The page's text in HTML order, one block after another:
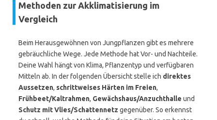
Methoden zur Akklimatisierung im
Vergleich
Beim Herausgewöhnen von Jungpflanzen gibt es mehrere
gebräuchliche Wege. Jede Methode hat Vor- und Nachteile.
Deine Wahl hängt von Klima, Pflanzentyp und verfügbaren
Mitteln ab. In der folgenden Übersicht stelle ich direktes
Aussetzen, schrittweises Härten im Freien,
Frühbeet/Kaltrahmen, Gewächshaus/Anzuchthalle und
Schutz mit Vlies/Schattennetz gegenüber. So erkennst